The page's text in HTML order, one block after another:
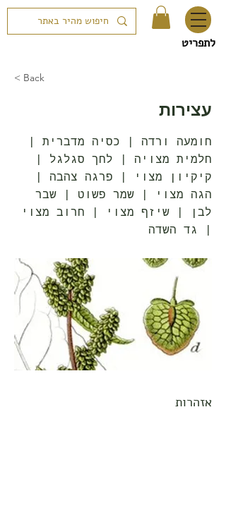
לתפריט
< Back
עצירות
חומעה ורדה | כסיה מדברית |
חלמית מצויה | לחך סגלגל |
קיקיון מצוי | פרגה צהבה |
הגה מצוי | שמר פשוט | שבר
לבן | שיזף מצוי | חרוב מצוי
| גד השדה
אזהרות